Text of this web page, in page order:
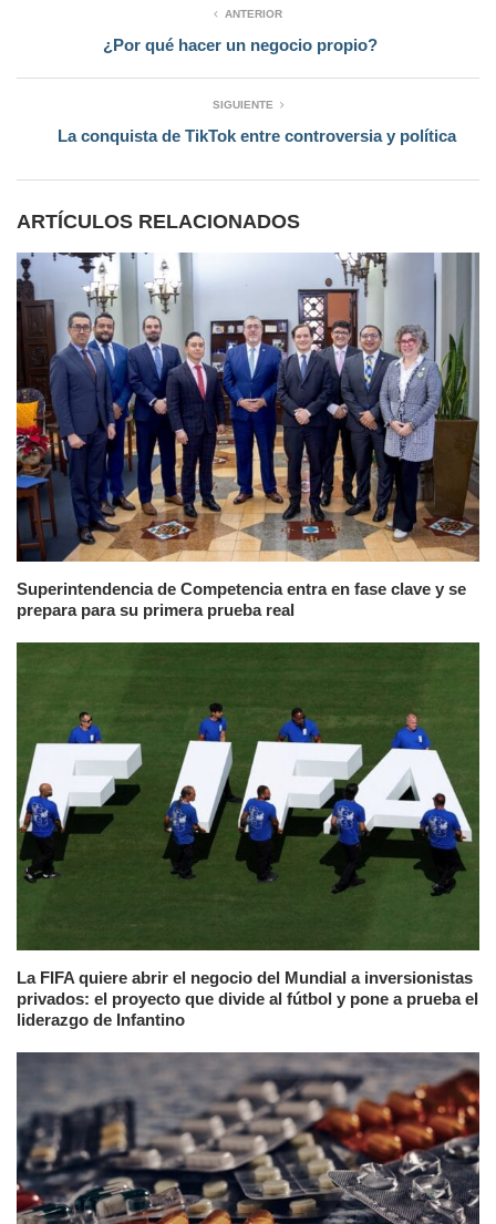
ANTERIOR
¿Por qué hacer un negocio propio?
SIGUIENTE
La conquista de TikTok entre controversia y política
ARTÍCULOS RELACIONADOS
Superintendencia de Competencia entra en fase clave y se
prepara para su primera prueba real
La FIFA quiere abrir el negocio del Mundial a inversionistas
privados: el proyecto que divide al fútbol y pone a prueba el
liderazgo de Infantino